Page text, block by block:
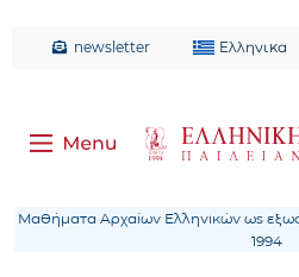
newsletter Ελληνικα
Μαθήματα Αρχαίων Ελληνικών ως
1994